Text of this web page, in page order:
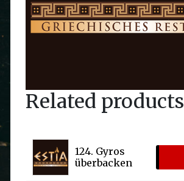
Related products
124. Gyros
überbacken